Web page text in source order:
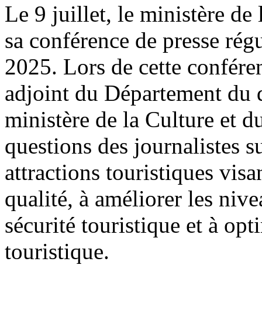
Le 9 juillet, le ministère de
sa conférence de presse
2025. Lors de cette
adjoint du Département du
ministère de la Culture et
questions des journalistes
attractions touristiques
qualité, à améliorer les
sécurité touristique et à
touristique.